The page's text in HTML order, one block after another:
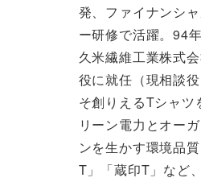
発、ファイナンシ
ー研修で活躍。94
久米繊維工業株式
役に就任（現相談
そ創りえるTシャツ
リーン電力とオー
ンを生かす環境品
T」「蔵印T」など